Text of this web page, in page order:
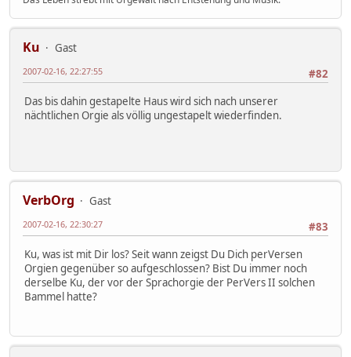
Ku
Gast
#82
2007-02-16, 22:27:55
Das bis dahin gestapelte Haus wird sich nach unserer
nächtlichen Orgie als völlig ungestapelt wiederfinden.
VerbOrg
Gast
#83
2007-02-16, 22:30:27
Ku, was ist mit Dir los? Seit wann zeigst Du Dich perVersen
Orgien gegenüber so aufgeschlossen? Bist Du immer noch
derselbe Ku, der vor der Sprachorgie der PerVers II solchen
Bammel hatte?